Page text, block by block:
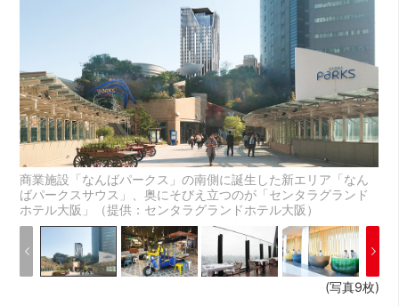
商業施設「なんばパークス」の南側に誕生した新エリア「なん
ばパークスサウス」、奥にそびえ立つのが「センタラグランド
ホテル大阪」（提供：センタラグランドホテル大阪）
(写真9枚)